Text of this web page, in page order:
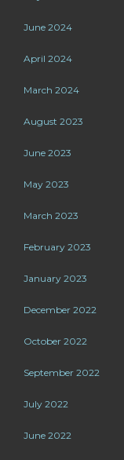
June 2024
April 2024
March 2024
August 2023
June 2023
May 2023
March 2023
February 2023
January 2023
December 2022
October 2022
September 2022
July 2022
June 2022